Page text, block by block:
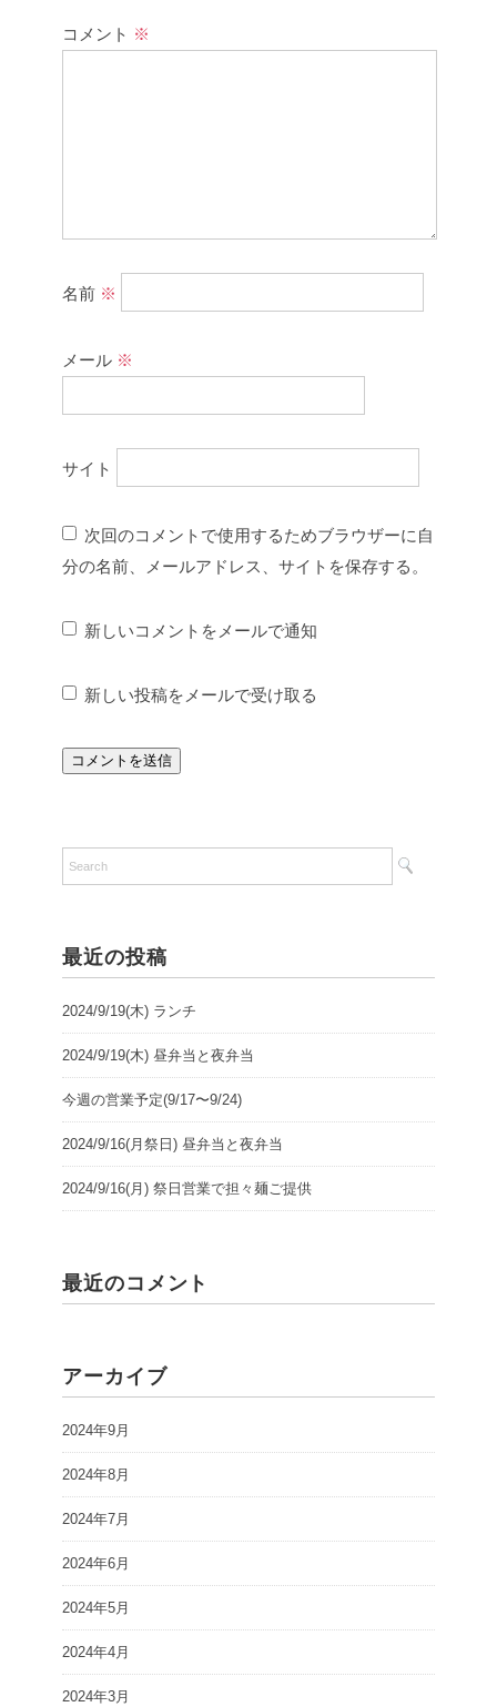
コメント ※
名前 ※
メール ※
サイト
次回のコメントで使用するためブラウザーに自
分の名前、メールアドレス、サイトを保存する。
新しいコメントをメールで通知
新しい投稿をメールで受け取る
最近の投稿
2024/9/19(木) ランチ
2024/9/19(木) 昼弁当と夜弁当
今週の営業予定(9/17〜9/24)
2024/9/16(月祭日) 昼弁当と夜弁当
2024/9/16(月) 祭日営業で担々麺ご提供
最近のコメント
アーカイブ
2024年9月
2024年8月
2024年7月
2024年6月
2024年5月
2024年4月
2024年3月